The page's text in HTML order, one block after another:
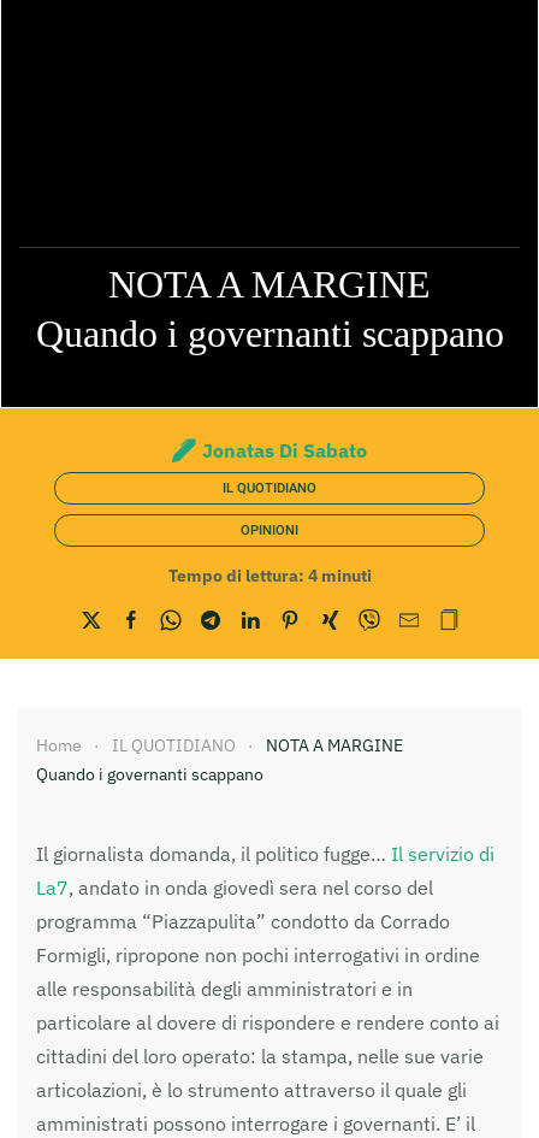
NOTA A MARGINE
Quando i governanti scappano
Jonatas Di Sabato
IL QUOTIDIANO
OPINIONI
Tempo di lettura: 4 minuti
Home IL QUOTIDIANO
NOTA A MARGINE
Quando i governanti scappano
Il giornalista domanda, il politico fugge… Il servizio di
La7, andato in onda giovedì sera nel corso del
programma “Piazzapulita” condotto da Corrado
Formigli, ripropone non pochi interrogativi in ordine
alle responsabilità degli amministratori e in
particolare al dovere di rispondere e rendere conto ai
cittadini del loro operato: la stampa, nelle sue varie
articolazioni, è lo strumento attraverso il quale gli
amministrati possono interrogare i governanti. E’ il